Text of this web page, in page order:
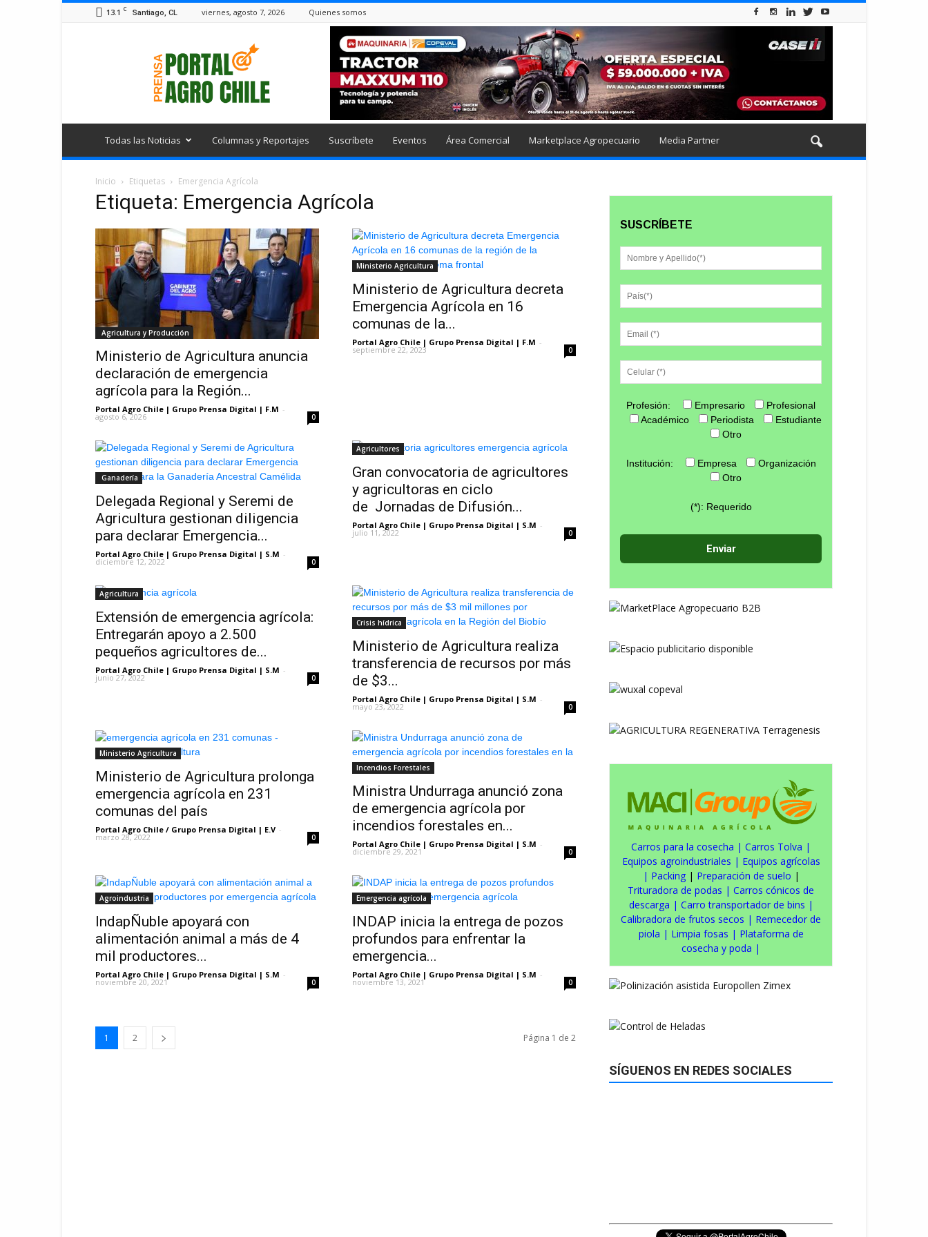
13.1 C Santiago, CL viernes, agosto 7, 2026 Quienes somos
Todas las Noticias Columnas y Reportajes Suscríbete Eventos Área Comercial Marketplace Agropecuario Media Partner
Inicio Etiquetas Emergencia Agrícola
Etiqueta: Emergencia Agrícola
Agricultura y Producción
Ministerio de Agricultura anuncia
declaración de emergencia
agrícola para la Región...
Portal Agro Chile | Grupo Prensa Digital | F.M -
agosto 6, 2026 0
Ministerio Agricultura
Ministerio de Agricultura decreta
Emergencia Agrícola en 16
comunas de la...
Portal Agro Chile | Grupo Prensa Digital | F.M -
septiembre 22, 2023 0
Ganadería
Delegada Regional y Seremi de
Agricultura gestionan diligencia
para declarar Emergencia...
Portal Agro Chile | Grupo Prensa Digital | S.M -
diciembre 12, 2022 0
Agricultores
Gran convocatoria de agricultores
y agricultoras en ciclo
de Jornadas de Difusión...
Portal Agro Chile | Grupo Prensa Digital | S.M -
julio 11, 2022 0
Agricultura
Extensión de emergencia agrícola:
Entregarán apoyo a 2.500
pequeños agricultores de...
Portal Agro Chile | Grupo Prensa Digital | S.M -
junio 27, 2022 0
Crisis hídrica
Ministerio de Agricultura realiza
transferencia de recursos por más
de $3...
Portal Agro Chile | Grupo Prensa Digital | S.M -
mayo 23, 2022 0
Ministerio Agricultura
Ministerio de Agricultura prolonga
emergencia agrícola en 231
comunas del país
Portal Agro Chile / Grupo Prensa Digital | E.V -
marzo 28, 2022 0
Incendios Forestales
Ministra Undurraga anunció zona
de emergencia agrícola por
incendios forestales en...
Portal Agro Chile | Grupo Prensa Digital | S.M -
diciembre 29, 2021 0
Agroindustria
IndapÑuble apoyará con
alimentación animal a más de 4
mil productores...
Portal Agro Chile | Grupo Prensa Digital | S.M -
noviembre 20, 2021 0
Emergencia agrícola
INDAP inicia la entrega de pozos
profundos para enfrentar la
emergencia...
Portal Agro Chile | Grupo Prensa Digital | S.M -
noviembre 13, 2021 0
1 2 Página 1 de 2
SUSCRÍBETE
Profesión: Empresario
Profesional
Académico
Periodista
Estudiante
Otro
Institución: Empresa
Organización
Otro
(*): Requerido
Carros para la cosecha | Carros Tolva |
Equipos agroindustriales | Equipos agrícolas
| Packing| Preparación de suelo |
Trituradora de podas | Carros cónicos de
descarga | Carro transportador de bins |
Calibradora de frutos secos | Remecedor de
piola | Limpia fosas | Plataforma de
cosecha y poda |
SÍGUENOS EN REDES SOCIALES